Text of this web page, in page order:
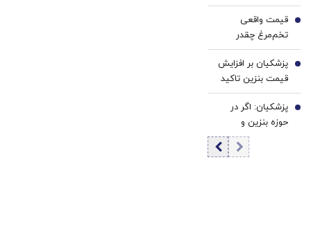
مشخص شد/ مقابه
با اهداف دشمن در
ورودی تنگه هرمز
قیمت واقعی
تخم‌مرغ چقدر
است؟/ مصرف
روزانه ۳ هزار و ۳۰۰
تن تخم مرغ در
تهران
5
پزشکیان بر افزایش
قیمت بنزین تاکید
کرد
6
پزشکیان: اگر در
حوزه بنزین و
گازوئیل درست عمل
نکنیم مشکلات
7